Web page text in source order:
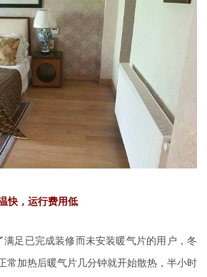
快，运行费用低
满足已完成装修而未安装暖气片的用户，冬
常加热后暖气片几分钟就开始散热，半小时